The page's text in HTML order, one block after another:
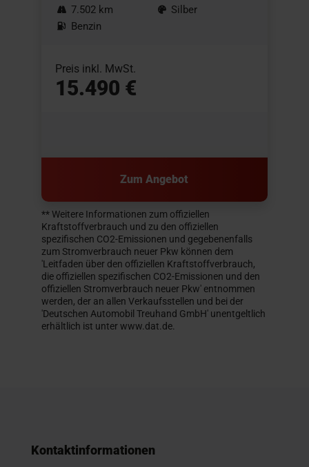
7.502 km
Benzin
Silber
Preis inkl. MwSt.
15.490 €
Zum Angebot
** Weitere Informationen zum offiziellen
Kraftstoffverbrauch und zu den offiziellen
spezifischen CO2-Emissionen und gegebenenfalls
zum Stromverbrauch neuer Pkw können dem
'Leitfaden über den offiziellen Kraftstoffverbrauch,
die offiziellen spezifischen CO2-Emissionen und den
offiziellen Stromverbrauch neuer Pkw' entnommen
werden, der an allen Verkaufsstellen und bei der
'Deutschen Automobil Treuhand GmbH' unentgeltlich
erhältlich ist unter www.dat.de.
Kontaktinformationen